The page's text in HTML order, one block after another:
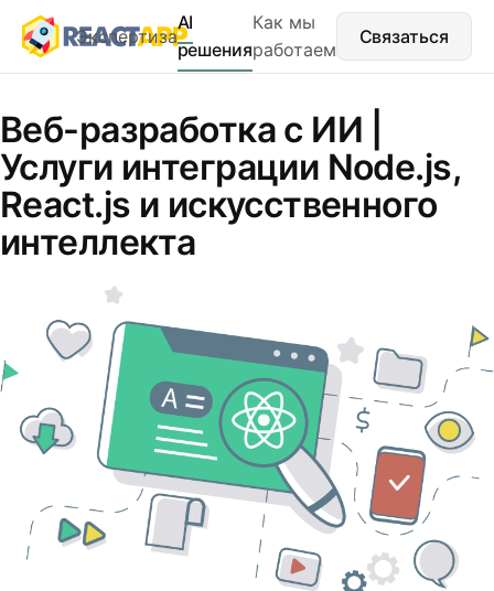
Экспертиза
AI
решения
Как мы
работаем
Связаться
Веб-разработка с ИИ |
Услуги интеграции Node.js,
React.js и искусственного
интеллекта